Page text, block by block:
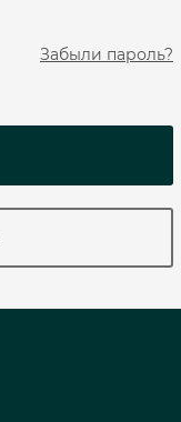
Забыли пароль?